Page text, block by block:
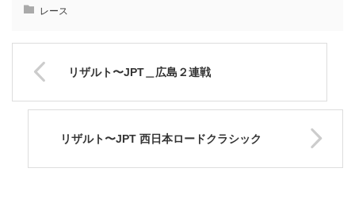
レース
リザルト〜JPT＿広島２連戦
リザルト〜JPT 西日本ロードクラシック